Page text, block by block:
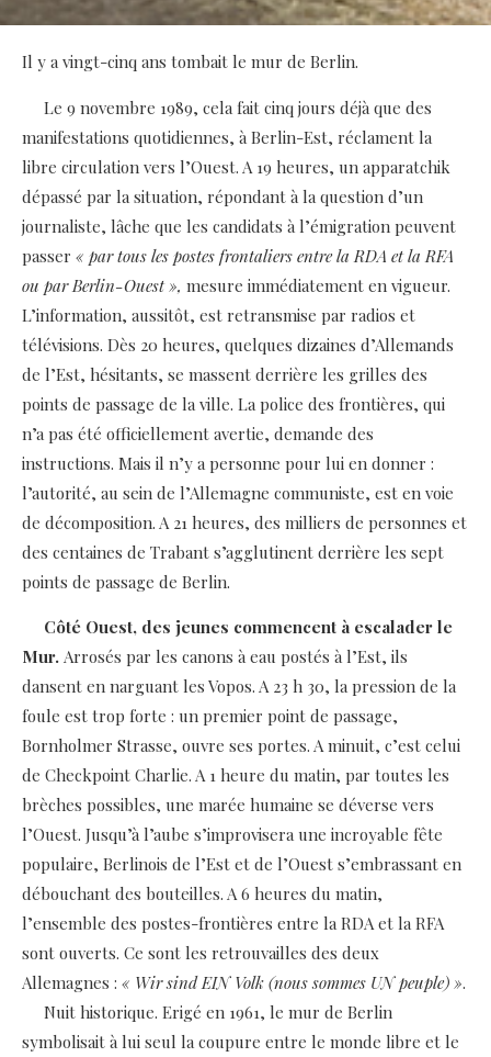
Il y a vingt-cinq ans tombait le mur de Berlin.
Le 9 novembre 1989, cela fait cinq jours déjà que des
manifestations quotidiennes, à Berlin-Est, réclament la
libre circulation vers l’Ouest. A 19 heures, un apparatchik
dépassé par la situation, répondant à la question d’un
journaliste, lâche que les candidats à l’émigration peuvent
passer « par tous les postes frontaliers entre la RDA et la RFA
ou par Berlin-Ouest », mesure immédiatement en vigueur.
L’information, aussitôt, est retransmise par radios et
télévisions. Dès 20 heures, quelques dizaines d’Allemands
de l’Est, hésitants, se massent derrière les grilles des
points de passage de la ville. La police des frontières, qui
n’a pas été officiellement avertie, demande des
instructions. Mais il n’y a personne pour lui en donner :
l’autorité, au sein de l’Allemagne communiste, est en voie
de décomposition. A 21 heures, des milliers de personnes et
des centaines de Trabant s’agglutinent derrière les sept
points de passage de Berlin.
Côté Ouest, des jeunes commencent à escalader le
Mur. Arrosés par les canons à eau postés à l’Est, ils
dansent en narguant les Vopos. A 23 h 30, la pression de la
foule est trop forte : un premier point de passage,
Bornholmer Strasse, ouvre ses portes. A minuit, c’est celui
de Checkpoint Charlie. A 1 heure du matin, par toutes les
brèches possibles, une marée humaine se déverse vers
l’Ouest. Jusqu’à l’aube s’improvisera une incroyable fête
populaire, Berlinois de l’Est et de l’Ouest s’embrassant en
débouchant des bouteilles. A 6 heures du matin,
l’ensemble des postes-frontières entre la RDA et la RFA
sont ouverts. Ce sont les retrouvailles des deux
Allemagnes : « Wir sind EIN Volk (nous sommes UN peuple) ».
Nuit historique. Erigé en 1961, le mur de Berlin
symbolisait à lui seul la coupure entre le monde libre et le